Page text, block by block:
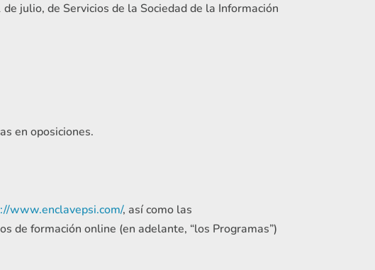
julio, de Servicios de la Sociedad de la Información
en oposiciones.
www.enclavepsi.com/, así como las
de formación online (en adelante, “los Programas”)